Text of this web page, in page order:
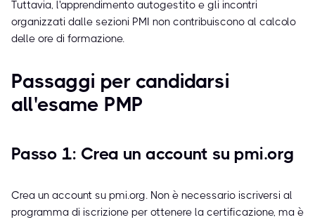
Tuttavia, l'apprendimento autogestito e gli incontri
organizzati dalle sezioni PMI non contribuiscono al calcolo
delle ore di formazione.
Passaggi per candidarsi
all'esame PMP
Passo 1: Crea un account su pmi.org
Crea un account su pmi.org. Non è necessario iscriversi al
programma di iscrizione per ottenere la certificazione, ma è